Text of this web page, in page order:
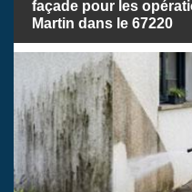
façade pour les
Martin dans le 67220